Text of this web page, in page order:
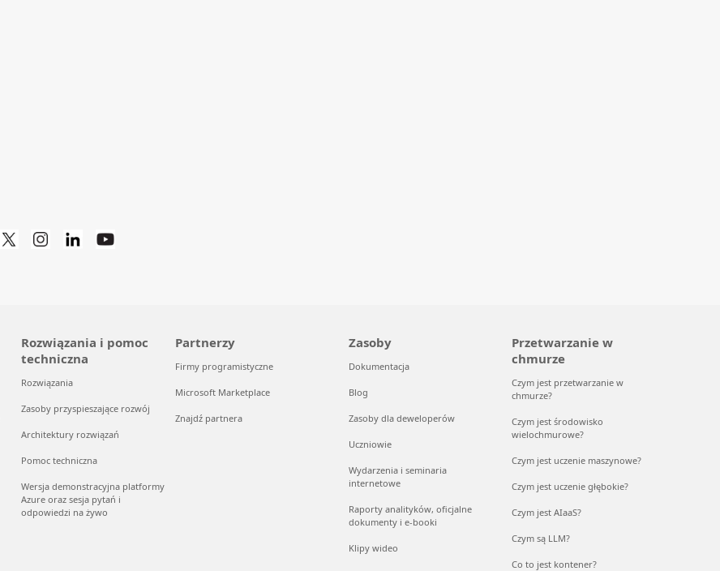
Rozwiązania i pomoc
techniczna
Rozwiązania
Zasoby przyspieszające rozwój
Architektury rozwiązań
Pomoc techniczna
Wersja demonstracyjna platformy
Azure oraz sesja pytań i
odpowiedzi na żywo
Partnerzy
Firmy programistyczne
Microsoft Marketplace
Znajdź partnera
Zasoby
Dokumentacja
Blog
Zasoby dla deweloperów
Uczniowie
Wydarzenia i seminaria
internetowe
Raporty analityków, oficjalne
dokumenty i e-booki
Klipy wideo
Przetwarzanie w
chmurze
Czym jest przetwarzanie w
chmurze?
Czym jest środowisko
wielochmurowe?
Czym jest uczenie maszynowe?
Czym jest uczenie głębokie?
Czym jest AIaaS?
Czym są LLM?
Co to jest kontener?